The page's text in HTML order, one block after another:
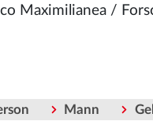
Maximilianea /
Mann